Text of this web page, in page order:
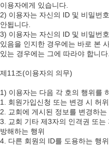
이용자에게 있습니다.
2) 이용자는 자신의 ID 및 비밀번
안됩니다.
3) 이용자는 자신의 ID 및 비밀번
있음을 인지한 경우에는 바로 본
있는 경우에는 그에 따라야 합니다.
제11조(이용자의 의무)
1) 이용자는 다음 각 호의 행위를
1. 회원가입신청 또는 변경 시 허
2. 교회에 게시된 정보를 변경하는
3. 교회 기타 제3자의 인격권 또
방해하는 행위
4. 다른 회원의 ID를 도용하는 행위